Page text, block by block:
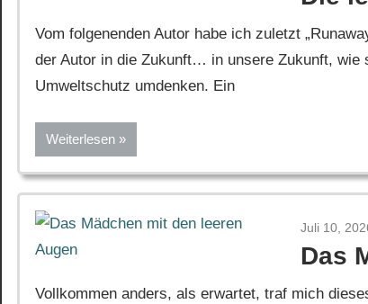
Vom folgenenden Autor habe ich zuletzt
der Autor in die Zukunft… in unsere Zukunft, wie
Umweltschutz umdenken. Ein
Weiterlesen
Juli 10,
Das
Vollkommen anders, als erwartet, traf mich